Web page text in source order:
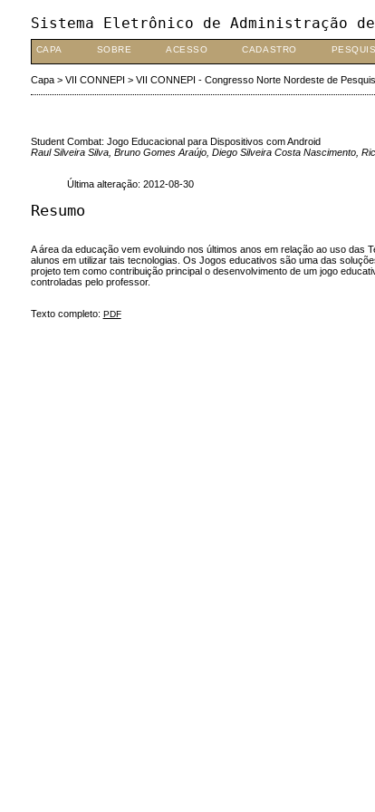
Sistema Eletrônico de Administração
CAPA SOBRE ACESSO CADASTRO
Capa> VII CONNEPI > VII CONNEPI - Congresso Norte Nordeste de
Student Combat: Jogo Educacional para Dispositivos com Android
Raul Silveira Silva, Bruno Gomes Araújo, Diego Silveira Costa Nascimento,
Última alteração: 2012-08-30
Resumo
A área da educação vem evoluindo nos últimos anos em relação ao uso das
alunos em utilizar tais tecnologias. Os Jogos educativos são uma das
projeto tem como contribuição principal o desenvolvimento de um jogo
controladas pelo professor.
Texto completo: PDF